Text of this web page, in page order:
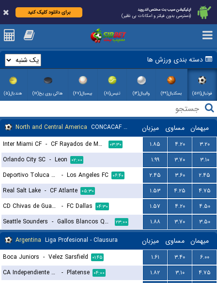
اپلیکیشن سیب بت مختص اندروید
(دسترسی بدون فیلتر و امکانات بی نظیر)
برای دانلود کلیک کنید
دسته بندی ورزش ها
فوتبال(۵۷۱) بسکتبال(۴۹) والیبال(۱۴) تنیس(۸۱) بیسبال(۶۷) هاکی روی یخ(۱۷) هندبال(۵)
North and Central America CONCACAF Leagues Cup میزبان مساوی میهمان
Inter Miami CF - CF Rayados de Monterrey ۰۳:۳۰ ۱.۸۵ ۴.۲۰
۳.۲۰
Orlando City SC - Leon ۰۲:۰۰ ۱.۹۹ ۳.۷۰
۳.۱۰
Deportivo Toluca FC
- Los Angeles FC ۰۶:۴۰ ۲.۴۵ ۳.۶۰
۲.۴۵
Real Salt Lake - CF Atlante ۰۵:۳۰ ۱.۵۳ ۴.۲۵
۴.۷۵
CD Chivas de Guadalajara
- FC Dallas ۰۴:۳۰ ۱.۵۷ ۴.۲۰
۴.۵۰
Seattle Sounders - Gallos Blancos Queretaro ۲۳:۰۰ ۱.۸۸ ۳.۷۰
۳.۵۰
Argentina Liga Profesional - Clausura میزبان مساوی میهمان
Boca Juniors - Velez Sarsfield ۰۱:۴۵ ۱.۶۱ ۳.۴۰
۶.۰۰
CA Independiente Avellaneda
- Platense ۰۴:۰۰ ۱.۸۲ ۳.۱۰
۴.۷۵